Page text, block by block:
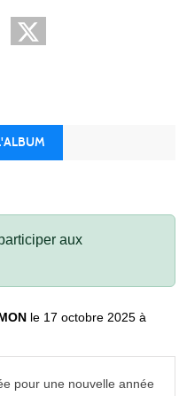
aux
le 17 octobre 2025 à
pour une nouvelle année